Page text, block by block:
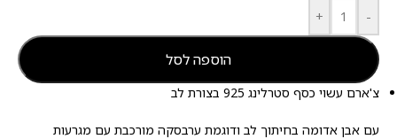
-
+
הוספה לסל
צ'ארם עשוי כסף סטרלינג 925 בצורת לב
עם אבן אדומה בחיתוך לב ודוגמת ערבסקה מורכבת עם מגרעות